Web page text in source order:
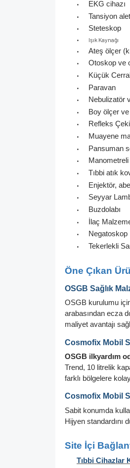
• EKG cihazı
• Tansiyon
• Steteskop
•
Işık Kaynağı
•
Ateş ölçer
• Otoskop ve
• Küçük
• Paravan
• Nebulizatör
• Boy ölçer ve
• Refleks
• Muayene
• Pansuman
•
• Tıbbi atık
• Enjektör,
• Seyyar
• Buzdolabı
• İlaç
• Negatoskop
• Tekerlekli
Öne Çıkan
OSGB Sağlık
OSGB kurulumu
arabasından ecza
maliyet avantajı
Cosmofix Mobil
OSGB ilkyardım
Trend, 10 litrelik
farklı bölgelere
Cosmofix Mobil
Sabit konumda
Hijyen standardını
Site İçi
Tıbbi Cihazlar